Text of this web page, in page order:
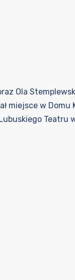
Ola
miejsce w
Teatru